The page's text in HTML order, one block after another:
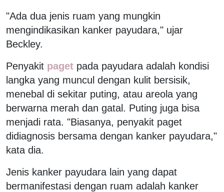
"Ada dua jenis ruam yang mungkin
mengindikasikan kanker payudara," ujar
Beckley.
Penyakit paget pada payudara adalah kondisi
langka yang muncul dengan kulit bersisik,
menebal di sekitar puting, atau areola yang
berwarna merah dan gatal. Puting juga bisa
menjadi rata. "Biasanya, penyakit paget
didiagnosis bersama dengan kanker payudara,"
kata dia.
Jenis kanker payudara lain yang dapat
bermanifestasi dengan ruam adalah kanker